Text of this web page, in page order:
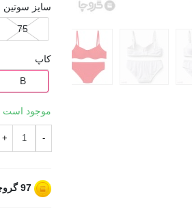
سایز سوتین
75
کاپ
B
موجود است
-
+
97